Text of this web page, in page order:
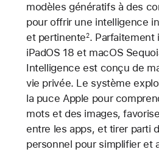
modèles génératifs à des
pour offrir une intelligence
et pertinente2. Parfaitement
iPadOS 18 et macOS
Intelligence est conçu de
vie privée. Le système
la puce Apple pour
mots et des images,
entre les apps, et tirer parti
personnel pour simplifier et